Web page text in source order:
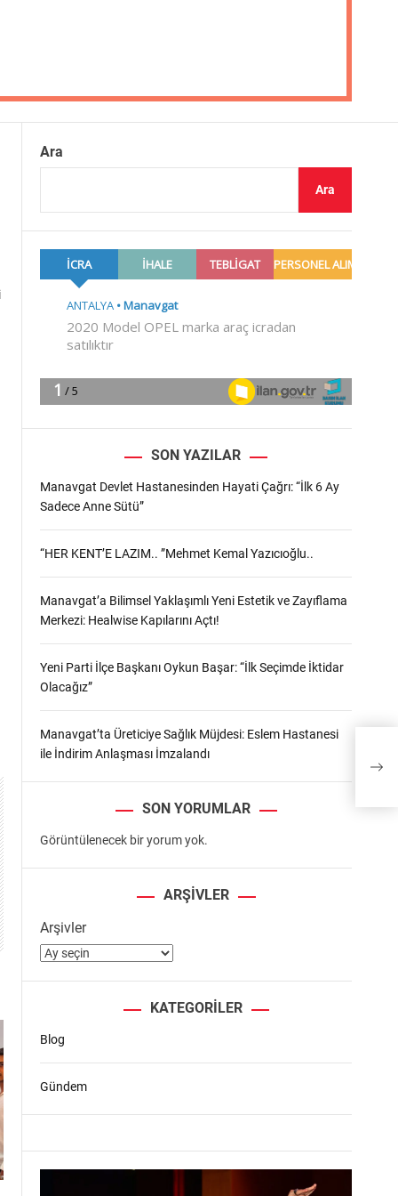
Ara
Ara
SON YAZILAR
Manavgat Devlet Hastanesinden Hayati Çağrı: “İlk 6 Ay
Sadece Anne Sütü”
“HER KENT’E LAZIM.. ”Mehmet Kemal Yazıcıoğlu..
Manavgat’a Bilimsel Yaklaşımlı Yeni Estetik ve Zayıflama
Merkezi: Healwise Kapılarını Açtı!
Yeni Parti İlçe Başkanı Oykun Başar: “İlk Seçimde İktidar
Olacağız”
Manavgat’ta Üreticiye Sağlık Müjdesi: Eslem Hastanesi
ile İndirim Anlaşması İmzalandı
SON YORUMLAR
Görüntülenecek bir yorum yok.
ARŞIVLER
Arşivler
KATEGORILER
Blog
Gündem